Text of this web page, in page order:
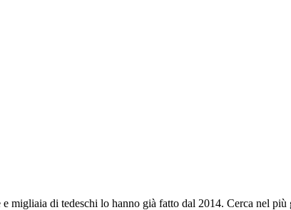
migliaia di tedeschi lo hanno già fatto dal 2014. Cerca nel